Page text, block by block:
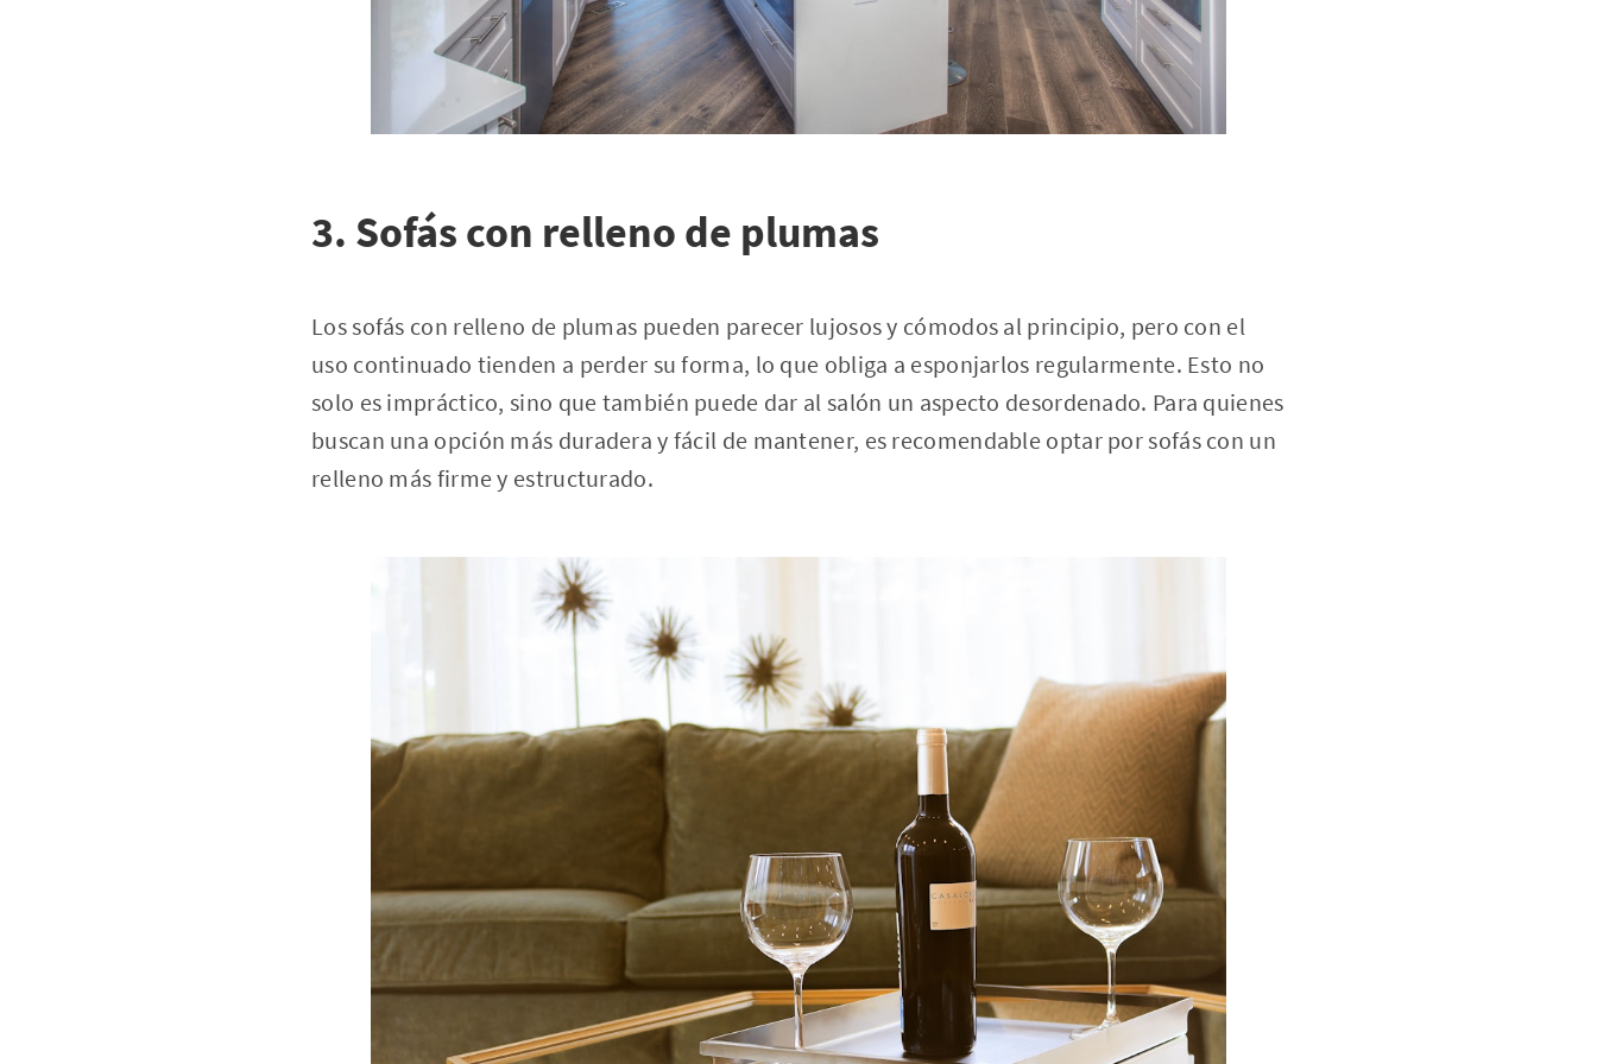
3. Sofás con relleno de plumas
Los sofás con relleno de plumas pueden parecer lujosos y cómodos al principio, pero con el
uso continuado tienden a perder su forma, lo que obliga a esponjarlos regularmente. Esto no
solo es impráctico, sino que también puede dar al salón un aspecto desordenado. Para quienes
buscan una opción más duradera y fácil de mantener, es recomendable optar por sofás con un
relleno más firme y estructurado.